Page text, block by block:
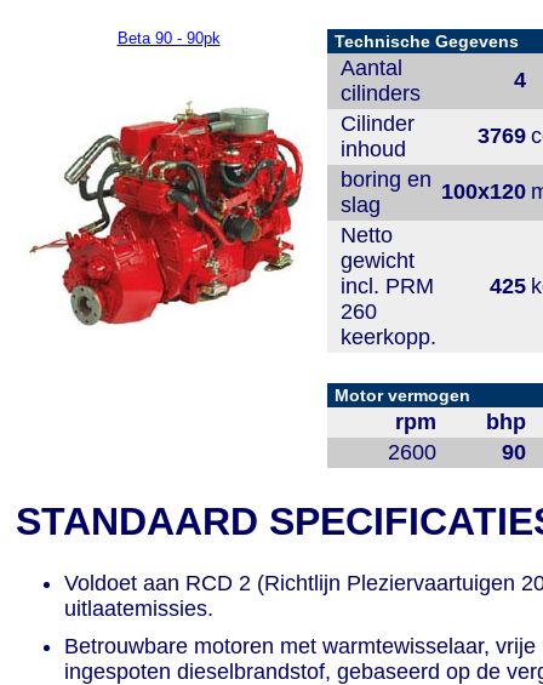
Beta 90 - 90pk Technische Gegevens
Aantal
cilinders
4
Cilinder
inhoud
3769
boring en
slag
100x120
Netto
gewicht
incl. PRM
260
keerkopp.
425
Motor vermogen
rpm
bhp
2600
90
STANDAARD
Voldoet aan RCD 2 (Richtlijn Pleziervaartuigen
uitlaatemissies.
Betrouwbare motoren met warmtewisselaar,
ingespoten dieselbrandstof, gebaseerd op de